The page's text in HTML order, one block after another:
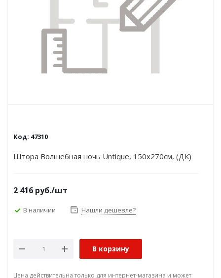
Код: 47310
Штора Волшебная ночь Untique, 150х270см, (ДК)
2 416 руб./шт
В наличии Нашли дешевле?
В корзину
Цена действительна только для интернет-магазина и может